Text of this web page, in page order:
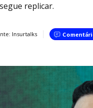
replicar.
Insurtalks